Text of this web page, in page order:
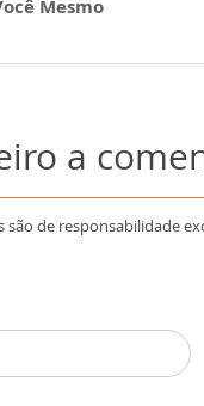
Mesmo
a
são de responsabilidade